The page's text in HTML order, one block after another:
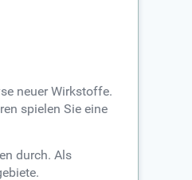
neuer Wirkstoffe.
spielen Sie eine
durch. Als